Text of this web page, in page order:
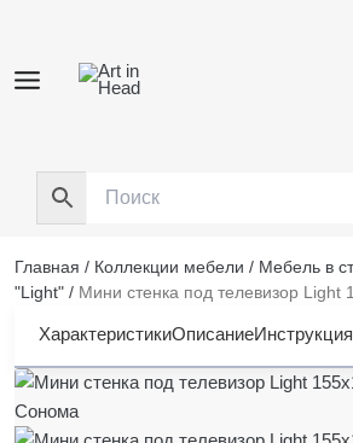
содержимому
Главная / Коллекции мебели / Мебель в
"Light" / Мини стенка под телевизор Light
ХарактеристикиОписаниеИнструкция